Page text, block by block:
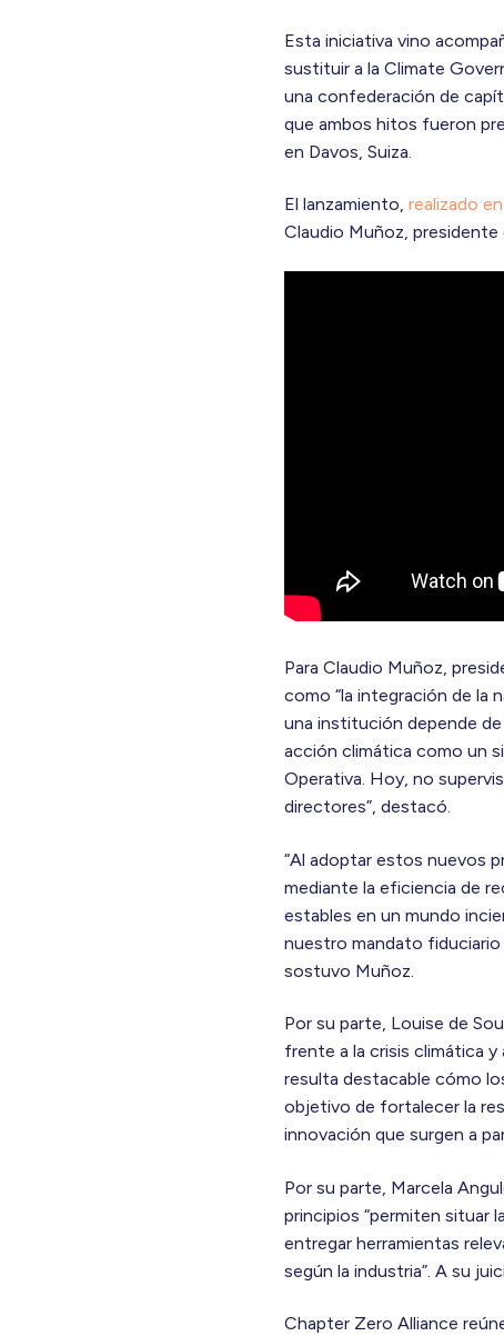
Esta iniciativa vino
sustituir a la Climate
una confederación de
que ambos hitos fueron
en Davos, Suiza.
El lanzamiento,realizado
Claudio Muñoz, presidente
Para Claudio Muñoz,
como “la integración de la
una institución depende
acción climática como un
Operativa. Hoy, no
directores”, destacó.
“Al adoptar estos nuevos
mediante la eficiencia de
estables en un mundo
nuestro mandato fiduciario
sostuvo Muñoz.
Por su parte, Louise de
frente a la crisis climática
resulta destacable cómo
objetivo de fortalecer la
innovación que surgen a
Por su parte, Marcela
principios “permiten situar
entregar herramientas
según la industria”. A su
Chapter Zero Alliance